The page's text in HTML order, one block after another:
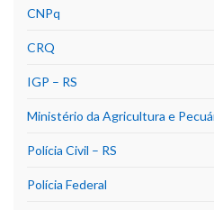
CNPq
CRQ
IGP – RS
Ministério da Agricultura e
Polícia Civil – RS
Polícia Federal